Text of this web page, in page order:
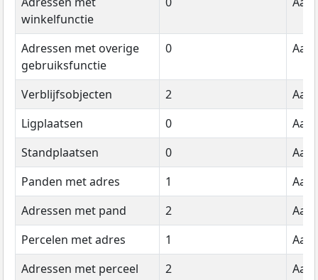
winkelfunctie
Adressen met overige
gebruiksfunctie
0
Verblijfsobjecten 2
Ligplaatsen
0
Standplaatsen
0
Panden met adres
1
Adressen met pand
2
Percelen met adres
1
Adressen met perceel
2